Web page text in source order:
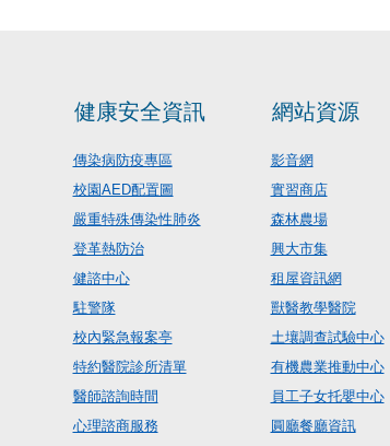
健康安全資訊
傳染病防疫專區
校園AED配置圖
嚴重特殊傳染性肺炎
登革熱防治
健諮中心
駐警隊
校內緊急報案亭
特約醫院診所清單
醫師諮詢時間
心理諮商服務
網站資源
影音網
實習商店
森林農場
興大市集
租屋資訊網
獸醫教學醫院
土壤調查試驗中心
有機農業推動中心
員工子女托嬰中心
圓廳餐廳資訊